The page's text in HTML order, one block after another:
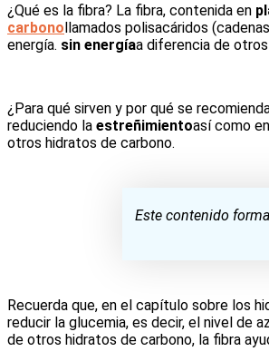
¿Qué es la fibra? La fibra, contenida en
carbonollamados polisacáridos
energía. sin energíaa diferencia de
¿Para qué sirven y por qué se
reduciendo la estreñimientoasí como
otros hidratos de carbono.
Este contenido
Recuerda que, en el capítulo sobre los
reducir la glucemia, es decir, el nivel de
de otros hidratos de carbono, la fibra